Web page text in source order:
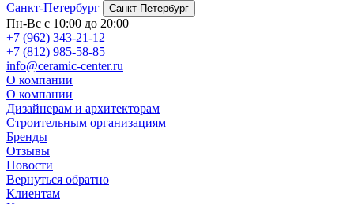
Санкт-Петербург
Санкт-Петербург
Пн-Вс с 10:00 до 20:00
+7 (962) 343-21-12
+7 (812) 985-58-85
info@ceramic-center.ru
О компании
О компании
Дизайнерам и архитекторам
Строительным организациям
Бренды
Отзывы
Новости
Вернуться обратно
Клиентам